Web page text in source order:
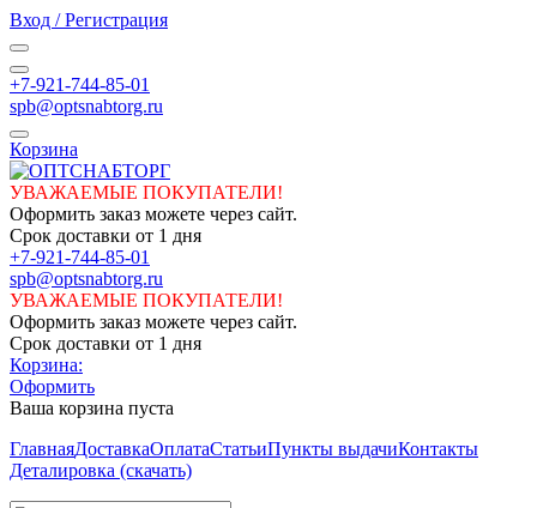
Вход / Регистрация
+7-921-744-85-01
spb@optsnabtorg.ru
Корзина
УВАЖАЕМЫЕ ПОКУПАТЕЛИ!
Оформить заказ можете через сайт.
Срок доставки от 1 дня
+7-921-744-85-01
spb@optsnabtorg.ru
УВАЖАЕМЫЕ ПОКУПАТЕЛИ!
Оформить заказ можете через сайт.
Срок доставки от 1 дня
Корзина:
Оформить
Ваша корзина пуста
ГлавнаяДоставкаОплатаСтатьиПункты выдачиКонтакты
Деталировка (скачать)